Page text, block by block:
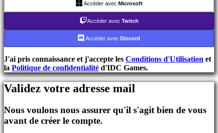
Mot
de
passe
oublié?
de
langue
Accèder avec Microsoft
Accèder avec Twitch
Accèder avec Discord
J'ai pris connaissance et j'accepte les Conditions d'Utilisation et
la Politique de confidentialité d'IDC Games.
Validez votre adresse mail
Nous voulons nous assurer qu'il s'agit bien de vous
avant de créer le compte.